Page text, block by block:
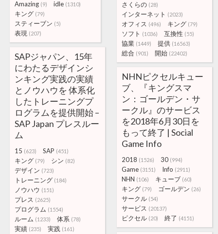
さくらの (28)
インターネット (2023)
オフィス (496) キング (79)
ソフト (1036) 互換性 (55)
協業 (1449) 提供 (16563)
総合 (901) 開始 (22402)
Amazing (9) idle (1310)
キング (79)
スティーブン (5)
表現 (207)
SAPジャパン、15年
にわたるデザインシ
ンキング実践の実績
とノウハウを 体系化
したトレーニングプ
ログラムを提供開始 –
SAP Japan プレスルー
ム
15 (623) SAP (451)
キング (79) シン (82)
デザイン (723)
トレーニング (184)
ノウハウ (151)
プレス (2625)
プログラム (1554)
ルーム (1233) 体系 (78)
実績 (235) 実践 (161)
NHNピクセルキュー
ブ、『キングスマ
ン：ゴールデン・サ
ークル』のサービス
を2018年6月30日を
もって終了 | Social
Game Info
2018 (1526) 30 (994)
Game (3151) Info (2911)
NHN (106) キューブ (60)
キング (79) ゴールデン (26)
サークル (54)
サービス (20137)
ピクセル (20) 終了 (4151)